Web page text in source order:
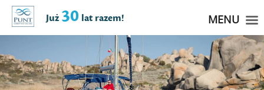
Już30 lat razem! MENU